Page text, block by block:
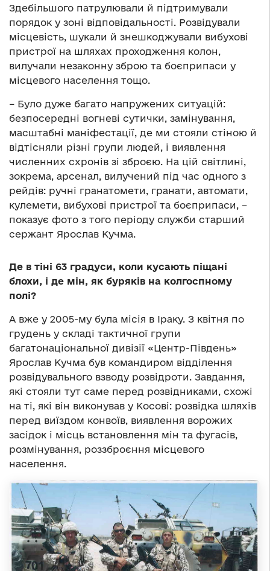
Здебільшого патрулювали й підтримували
порядок у зоні відповідальності. Розвідували
місцевість, шукали й знешкоджували вибухові
пристрої на шляхах проходження колон,
вилучали незаконну зброю та боєприпаси у
місцевого населення тощо.
– Було дуже багато напружених ситуацій:
безпосередні вогневі сутички, замінування,
масштабні маніфестації, де ми стояли стіною й
відтісняли різні групи людей, і виявлення
численних схронів зі зброєю. На цій світлині,
зокрема, арсенал, вилучений під час одного з
рейдів: ручні гранатомети, гранати, автомати,
кулемети, вибухові пристрої та боєприпаси, –
показує фото з того періоду служби старший
сержант Ярослав Кучма.
Де в тіні 63 градуси, коли кусають піщані
блохи, і де мін, як буряків на колгоспному
полі?
А вже у 2005-му була місія в Іраку. З квітня по
грудень у складі тактичної групи
багатонаціональної дивізії «Центр-Південь»
Ярослав Кучма був командиром відділення
розвідувального взводу розвідроти. Завдання,
які стояли тут саме перед розвідниками, схожі
на ті, які він виконував у Косові: розвідка шляхів
перед виїздом конвоїв, виявлення ворожих
засідок і місць встановлення мін та фугасів,
розмінування, роззброєння місцевого
населення.